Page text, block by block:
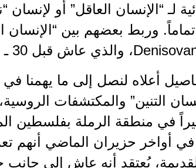
لـ “الإنسان العاقل” أو لإنسان
وربط بعضهم بين “الإنسان
أعلاه لنصل إلى ما يهمنا
التنين” والمكتشفات
في منطقة الرملة بفلسطين
في أواخر حزيران الماضي أنهم